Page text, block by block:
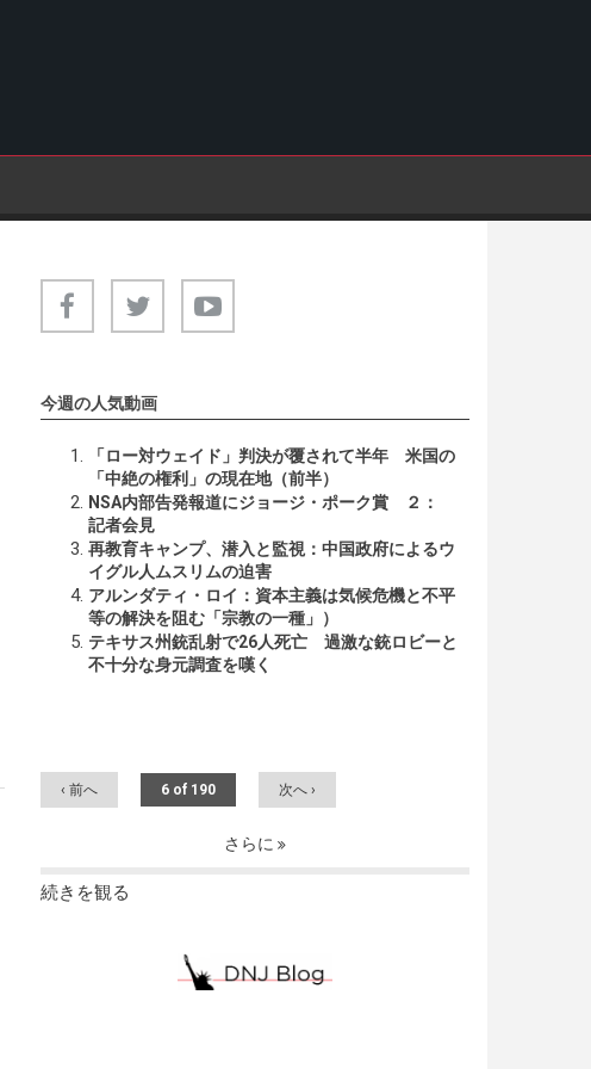
今週の人気動画
「ロー対ウェイド」判決が覆されて半年 米国の
「中絶の権利」の現在地（前半）
NSA内部告発報道にジョージ・ポーク賞 ２：
記者会見
再教育キャンプ、潜入と監視：中国政府によるウ
イグル人ムスリムの迫害
アルンダティ・ロイ：資本主義は気候危機と不平
等の解決を阻む「宗教の一種」）
テキサス州銃乱射で26人死亡 過激な銃ロビーと
不十分な身元調査を嘆く
‹ 前へ 6 of 190 次へ ›
さらに
続きを観る